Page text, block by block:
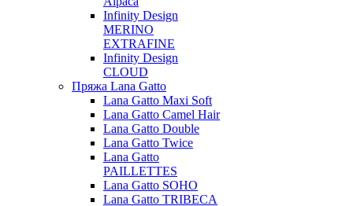
Infinity Design
MERINO
EXTRAFINE
Infinity Design
CLOUD
Пряжа Lana Gatto
Lana Gatto Maxi Soft
Lana Gatto Camel Hair
Lana Gatto Double
Lana Gatto Twice
Lana Gatto
PAILLETTES
Lana Gatto SOHO
Lana Gatto TRIBECA